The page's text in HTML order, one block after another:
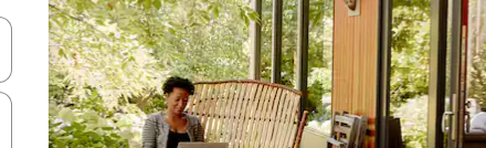
os usando as seta para cima e para baixo do teclado ou tocando